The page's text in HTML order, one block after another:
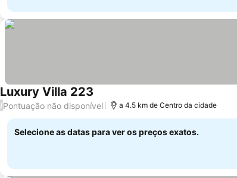
Luxury Villa 223 Ver preços
/Pontuação não disponível a 4.5 km de Centro da cidade
Selecione as datas para ver os preços exatos.